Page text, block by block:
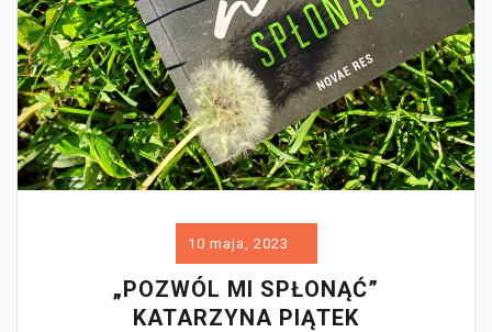
10 maja, 2023
„POZWÓL MI SPŁONĄĆ”
KATARZYNA PIĄTEK